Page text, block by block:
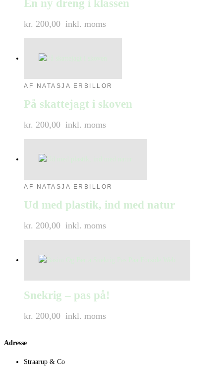
En ny dreng i klassen
kr. 200,00 inkl. moms
AF NATASJA ERBILLOR
På skattejagt i skoven
kr. 200,00 inkl. moms
AF NATASJA ERBILLOR
Ud med plastik, ind med natur
kr. 200,00 inkl. moms
Snekrig – pas på!
kr. 200,00 inkl. moms
Adresse
Straarup & Co